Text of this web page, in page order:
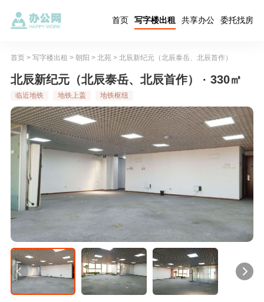
首页 写字楼出租 共享办公 委托找房
首页> 写字楼出租 > 朝阳 > 北苑> 北辰新纪元（北辰泰岳、北辰首作）
北辰新纪元（北辰泰岳、北辰首作） · 330㎡
临近地铁 地铁上盖 地铁枢纽